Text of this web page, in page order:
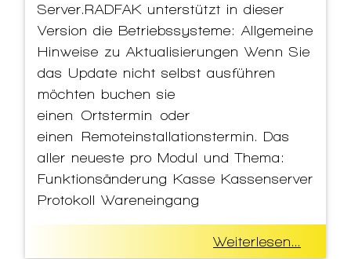
Server.RADFAK unterstützt in dieser
Version die Betriebssysteme: Allgemeine
Hinweise zu Aktualisierungen Wenn Sie
das Update nicht selbst ausführen
möchten buchen sie
einen Ortstermin oder
einen Remoteinstallationstermin. Das
aller neueste pro Modul und Thema:
Funktionsänderung Kasse Kassenserver
Protokoll Wareneingang
Weiterlesen...